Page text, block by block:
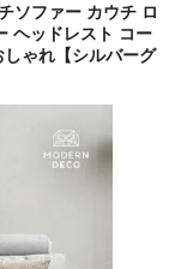
ソファー カウチ ロ
ヘッドレスト コー
ゃれ【シルバーグ